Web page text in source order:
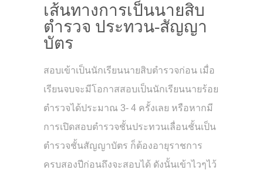
เส้นทางการเป็นนายสิบ
ตำรวจ ประทวน-สัญญา
บัตร
สอบเข้าเป็นนักเรียนนายสิบตำรวจก่อน เมื่อ
เรียนจบจะมีโอกาสสอบเป็นนักเรียนนายร้อย
ตำรวจได้ประมาณ 3- 4 ครั้งเลย หรือหากมี
การเปิดสอบตำรวจชั้นประทวนเลื่อนชั้นเป็น
ตำรวจชั้นสัญญาบัตร ก็ต้องอายุราชการ
ครบสองปีก่อนถึงจะสอบได้ ดังนั้นเข้าไวๆไว้